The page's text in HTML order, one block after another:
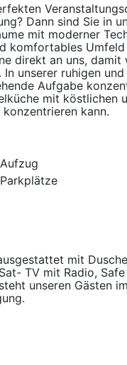
Dann sind Sie in
mit moderner
komfortables
direkt an uns,
unserer ruhigen
Aufgabe
mit köstlichen
kann.
Aufzug
Parkplätze
mit
TV mit Radio,
unseren Gästen